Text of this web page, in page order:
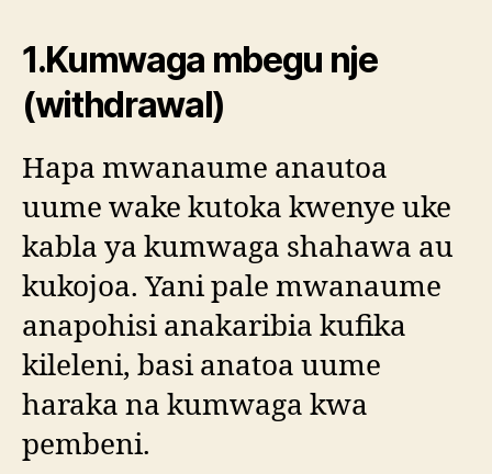
1.Kumwaga mbegu nje
(withdrawal)
Hapa mwanaume anautoa
uume wake kutoka kwenye uke
kabla ya kumwaga shahawa au
kukojoa. Yani pale mwanaume
anapohisi anakaribia kufika
kileleni, basi anatoa uume
haraka na kumwaga kwa
pembeni.